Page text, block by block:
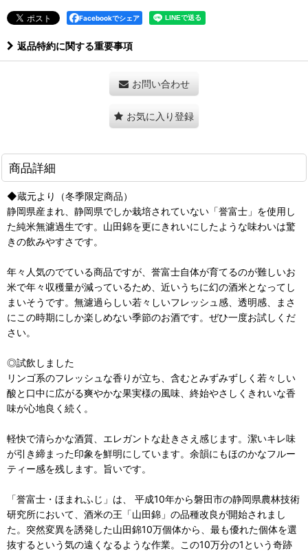
Facebookでシェア
返品特約に関する重要事項
お問い合わせ
お気に入り登録
商品詳細
◆蔵元より（冬季限定商品）
静岡県産まれ、静岡県でしか栽培されていない「誉富士」を使用し
た純米無濾過生です。山田錦を更にきれいにしたような味わいは驚
きの飲みやすさです。
年々人気のでている商品ですが、誉富士自体が育てるのが難しいお
米で年々収穫量が減っているため、近いうちに幻の酒米となってし
まいそうです。無濾過らしい若々しいフレッシュ感、透明感、まさ
にこの時期にしか楽しめない季節のお酒です。ぜひ一度お試しくだ
さい。
◎試飲しました
リンゴ系のフレッシュな香りが立ち、含むとみずみずしく若々しい
酸と口中に広がる爽やかな果実様の風味、終始やさしくきれいな香
味が心地良く続く。
軽快で清らかな酒質、エレガントな赴きさえ感じます。潔いキレ味
が引き締まった印象を鮮明にしています。余韻にもほのかなフルー
ティー感を残します。旨いです。
「誉富士・ほまれふじ」は、 平成10年から磐田市の静岡県農林技術
研究所において、酒米の王「山田錦」の品種改良が開始されまし
た。突然変異を誘発した山田錦10万個体から、最も優れた個体を選
抜するという気の遠くなるような作業。この10万分の1という奇跡